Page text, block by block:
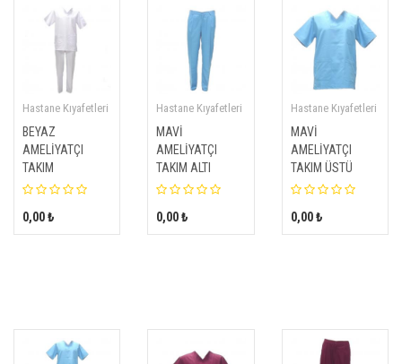
Hastane Kıyafetleri
BEYAZ
AMELİYATÇI
TAKIM
0,00 ₺
Hastane Kıyafetleri
MAVİ
AMELİYATÇI
TAKIM ALTI
0,00 ₺
Hastane Kıyafetleri
MAVİ
AMELİYATÇI
TAKIM ÜSTÜ
0,00 ₺